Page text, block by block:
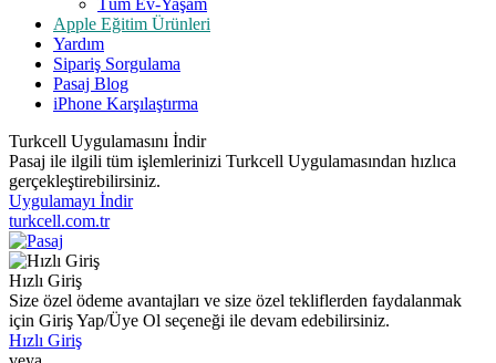
Tüm Ev-Yaşam
Apple Eğitim Ürünleri
Yardım
Sipariş Sorgulama
Pasaj Blog
iPhone Karşılaştırma
Turkcell Uygulamasını İndir
Pasaj ile ilgili tüm işlemlerinizi Turkcell Uygulamasından hızlıca
gerçekleştirebilirsiniz.
Uygulamayı İndir
turkcell.com.tr
Hızlı Giriş
Size özel ödeme avantajları ve size özel tekliflerden faydalanmak
için Giriş Yap/Üye Ol seçeneği ile devam edebilirsiniz.
Hızlı Giriş